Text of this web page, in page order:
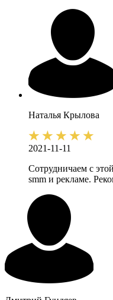
Наталья Крылова
2021-11-11
Сотрудничаем с
smm и рекламе.